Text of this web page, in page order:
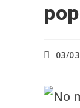
Post03/